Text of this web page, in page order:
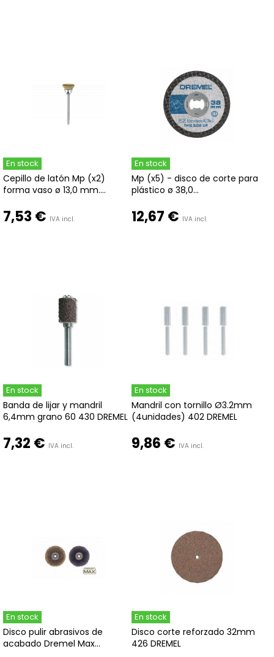
En stock
Cepillo de latón Mp (x2)
forma vaso ø 13,0 mm....
7,53 € IVA incl.
En stock
Mp (x5) - disco de corte para
plástico ø 38,0...
12,67 € IVA incl.
En stock
Banda de lijar y mandril
6,4mm grano 60 430 DREMEL
7,32 € IVA incl.
En stock
Mandril con tornillo Ø3.2mm
(4unidades) 402 DREMEL
9,86 € IVA incl.
En stock
Disco pulir abrasivos de
acabado Dremel Max...
En stock
Disco corte reforzado 32mm
426 DREMEL